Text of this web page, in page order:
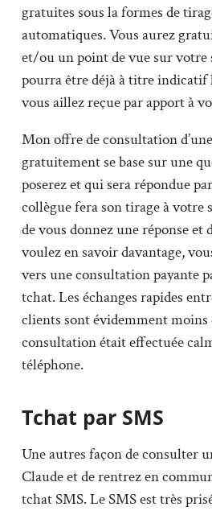
gratuites sous la formes de
automatiques. Vous aurez
et/ou un point de vue sur votre
pourra être déjà à titre indicatif
vous aillez reçue par apport à
Mon offre de consultation
gratuitement se base sur une
poserez et qui sera répondue
collègue fera son tirage à votre
de vous donnez une réponse et
voulez en savoir davantage,
vers une consultation payante
tchat. Les échanges rapides
clients sont évidemment
consultation était effectuée
téléphone.
Tchat par SMS
Une autres façon de consulter
Claude et de rentrez en
tchat SMS. Le SMS est très